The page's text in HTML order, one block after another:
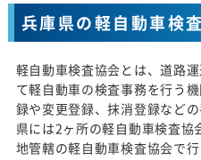
兵庫県の軽自動車検
軽自動車検査協会とは、道路
て軽自動車の検査事務を行う
録や変更登録、抹消登録など
県には2ヶ所の軽自動車検査協
地管轄の軽自動車検査協会で行